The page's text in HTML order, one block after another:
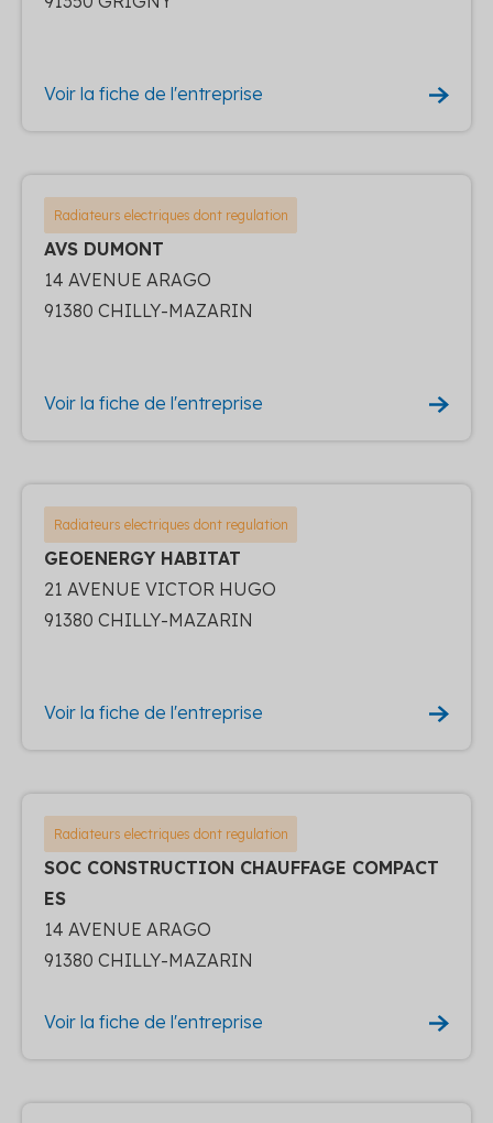
Voir la fiche de l'entreprise
Radiateurs electriques dont regulation
AVS DUMONT
14 AVENUE ARAGO
91380 CHILLY-MAZARIN
Voir la fiche de l'entreprise
Radiateurs electriques dont regulation
GEOENERGY HABITAT
21 AVENUE VICTOR HUGO
91380 CHILLY-MAZARIN
Voir la fiche de l'entreprise
Radiateurs electriques dont regulation
SOC CONSTRUCTION CHAUFFAGE COMPACT
ES
14 AVENUE ARAGO
91380 CHILLY-MAZARIN
Voir la fiche de l'entreprise